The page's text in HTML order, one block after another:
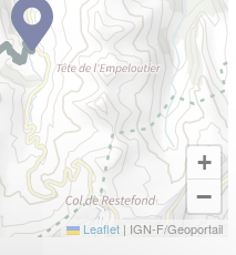
+
−
Leaflet | IGN-F/Geoportail